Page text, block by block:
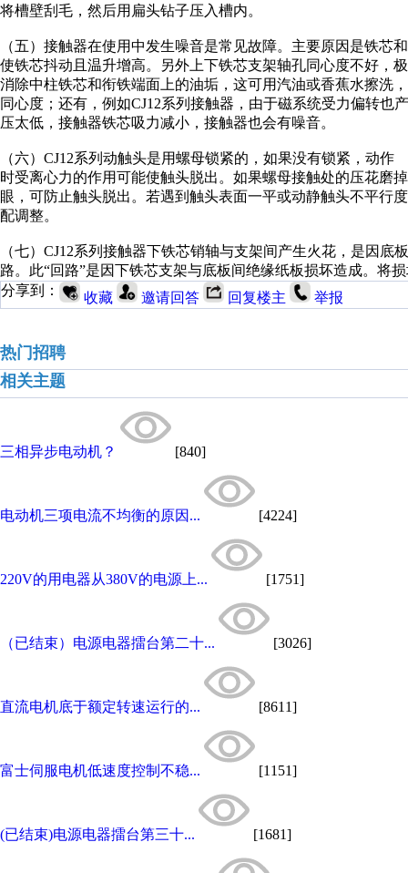
将槽壁刮毛，然后用扁头钻子压入槽内。
（五）接触器在使用中发生噪音是常见故障。主要原因是铁芯
使铁芯抖动且温升增高。另外上下铁芯支架轴孔同心度不好，
消除中柱铁芯和衔铁端面上的油垢，这可用汽油或香蕉水擦洗
同心度；还有，例如CJ12系列接触器，由于磁系统受力偏转也
压太低，接触器铁芯吸力减小，接触器也会有噪音。
（六）CJ12系列动触头是用螺母锁紧的，如果没有锁紧，动作
时受离心力的作用可能使触头脱出。如果螺母接触处的压花磨
眼，可防止触头脱出。若遇到触头表面一平或动静触头不平行
配调整。
（七）CJ12系列接触器下铁芯销轴与支架间产生火花，是因底
路。此“回路”是因下铁芯支架与底板间绝缘纸板损坏造成。将
分享到：
收藏 邀请回答 回复楼主 举报
热门招聘
相关主题
三相异步电动机？ [840]
电动机三项电流不均衡的原因... [4224]
220V的用电器从380V的电源上... [1751]
（已结束）电源电器擂台第二十... [3026]
直流电机底于额定转速运行的... [8611]
富士伺服电机低速度控制不稳... [1151]
(已结束)电源电器擂台第三十... [1681]